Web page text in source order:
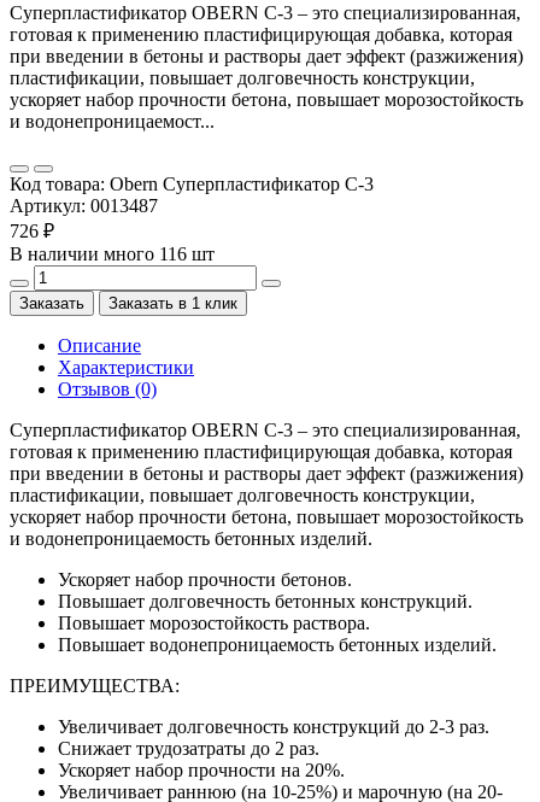
Суперпластификатор OBERN С-3 – это специализированная,
готовая к применению пластифицирующая добавка, которая
при введении в бетоны и растворы дает эффект (разжижения)
пластификации, повышает долговечность конструкции,
ускоряет набор прочности бетона, повышает морозостойкость
и водонепроницаемост...
Код товара: Obern Суперпластификатор С-3
Артикул: 0013487
726 ₽
В наличии много 116 шт
Заказать Заказать в 1 клик
Описание
Характеристики
Отзывов (0)
Суперпластификатор OBERN С-3 – это специализированная,
готовая к применению пластифицирующая добавка, которая
при введении в бетоны и растворы дает эффект (разжижения)
пластификации, повышает долговечность конструкции,
ускоряет набор прочности бетона, повышает морозостойкость
и водонепроницаемость бетонных изделий.
Ускоряет набор прочности бетонов.
Повышает долговечность бетонных конструкций.
Повышает морозостойкость раствора.
Повышает водонепроницаемость бетонных изделий.
ПРЕИМУЩЕСТВА:
Увеличивает долговечность конструкций до 2-3 раз.
Снижает трудозатраты до 2 раз.
Ускоряет набор прочности на 20%.
Увеличивает раннюю (на 10-25%) и марочную (на 20-